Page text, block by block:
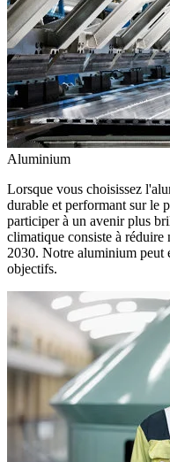
Aluminium
Lorsque vous choisissez
durable et performant sur le
participer à un avenir plus
climatique consiste à
2030. Notre aluminium peut
objectifs.